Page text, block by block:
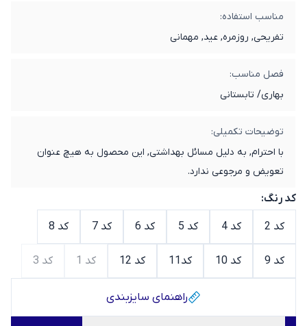
مناسب استفاده:
تفریحی, روزمره, عید, مهمانی
فصل مناسب:
بهاری/ تابستانی
توضیحات تکمیلی:
با احترام, به دلیل مسائل بهداشتی, این محصول به هیچ عنوان
تعویض و مرجوعی ندارد.
کد رنگ:
کد 2 کد 4 کد 5 کد 6 کد 7 کد 8
کد 9 کد 10 کد11 کد 12 کد 1 کد 3
راهنمای سایز‌بندی